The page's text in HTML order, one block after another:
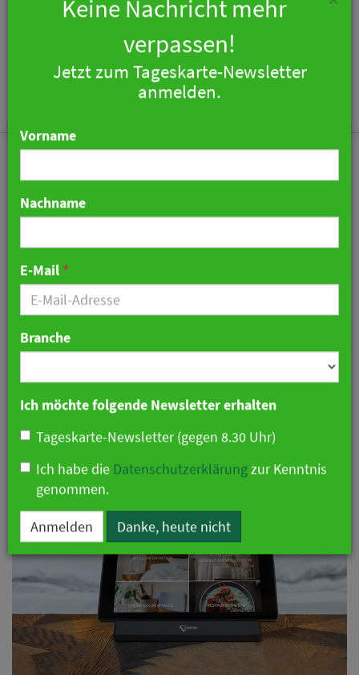
SuitePad jetzt mit Guest
Journey Push:
Automatisierte und
personalisierte Infos für
die Gäste
27. August 2024 18:05 Uhr
Pressemitteilung
Keine Nachricht mehr
verpassen!
Jetzt zum Tageskarte-Newsletter
E-Mail*
Ich möchte folgende Newsletter erhalten
Tageskarte-Newsletter (gegen 8.30 Uhr)
Ich habe die
genommen.
Anmelden Danke, heute nicht